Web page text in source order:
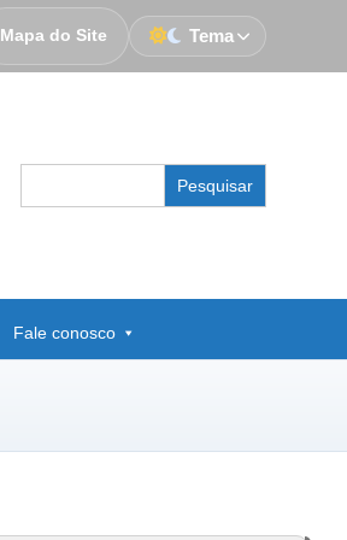
Mapa do Site Tema
for:
Fale conosco